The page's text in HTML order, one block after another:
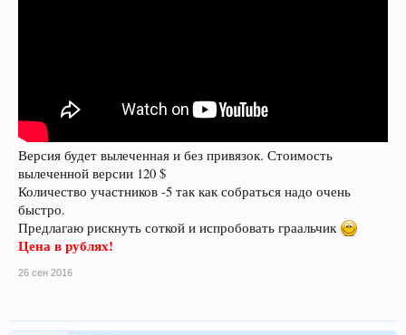
Версия будет вылеченная и без привязок. Стоимость
вылеченной версии 120 $
Количество участников -5 так как собраться надо очень
быстро.
Предлагаю рискнуть соткой и испробовать граальчик
Цена в рублях!
26 сен 2016